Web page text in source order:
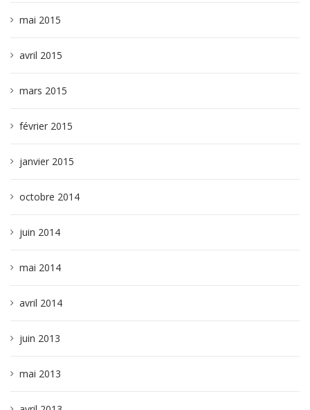
mai 2015
avril 2015
mars 2015
février 2015
janvier 2015
octobre 2014
juin 2014
mai 2014
avril 2014
juin 2013
mai 2013